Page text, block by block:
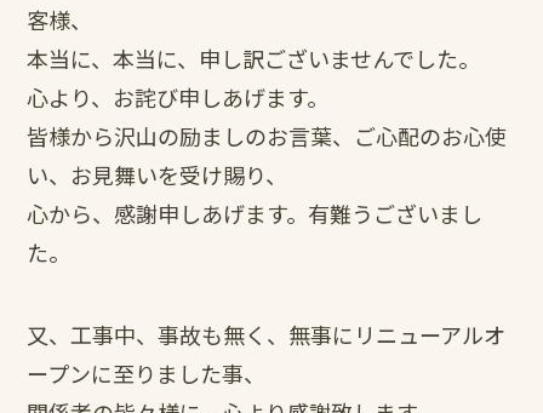
客様、
本当に、本当に、申し訳ございませんでした。
心より、お詫び申しあげます。
皆様から沢山の励ましのお言葉、ご心配のお心使
い、お見舞いを受け賜り、
心から、感謝申しあげます。有難うございまし
た。
又、工事中、事故も無く、無事にリニューアルオ
ープンに至りました事、